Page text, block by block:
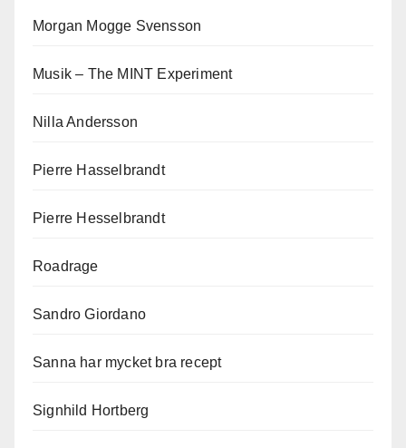
Morgan Mogge Svensson
Musik – The MINT Experiment
Nilla Andersson
Pierre Hasselbrandt
Pierre Hesselbrandt
Roadrage
Sandro Giordano
Sanna har mycket bra recept
Signhild Hortberg